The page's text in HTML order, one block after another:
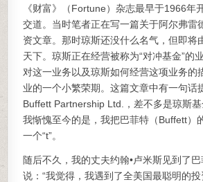
《财富》（Fortune）杂志最早于1966年
交道。当时笔者正在写一篇关于阿尔弗雷
资文章。那时琼斯还没什么名气，但即将
天下。琼斯正在经营被称为“对冲基金”的
对这一业务以及琼斯如何经营这项业务的
业的一个小繁荣期。这篇文章中有一句话
Buffett Partnership Ltd.，差不多是琼斯
我惭愧至今的是，我把巴菲特（Buffett）
一个“t”。
随后不久，我的丈夫约翰•卢米斯见到了
说：“我觉得，我遇到了全美国最聪明的投